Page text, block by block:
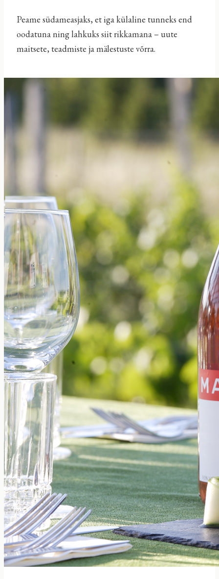
Peame südameasjaks, et iga külaline tunneks end
oodatuna ning lahkuks siit rikkamana – uute
maitsete, teadmiste ja mälestuste võrra.